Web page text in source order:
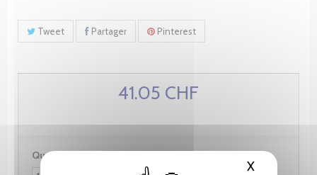
XMasquer
Tweet Partager Pinterest
41.05 CHF
Quantité :